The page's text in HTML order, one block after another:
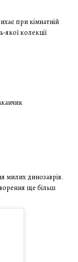
при кімнатній
якої колекції
милих динозаврів.
ще більш